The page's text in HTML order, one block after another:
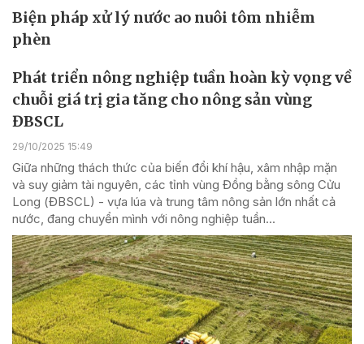
Biện pháp xử lý nước ao nuôi tôm nhiễm
phèn
Phát triển nông nghiệp tuần hoàn kỳ vọng về
chuỗi giá trị gia tăng cho nông sản vùng
ĐBSCL
29/10/2025 15:49
Giữa những thách thức của biến đổi khí hậu, xâm nhập mặn
và suy giảm tài nguyên, các tỉnh vùng Đồng bằng sông Cửu
Long (ĐBSCL) - vựa lúa và trung tâm nông sản lớn nhất cả
nước, đang chuyển mình với nông nghiệp tuần...